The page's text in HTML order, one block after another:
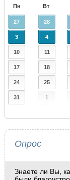
Пн Вт
27 28
3 4
10 11
17 18
24 25
31 1
Опрос
Знаете ли Вы,